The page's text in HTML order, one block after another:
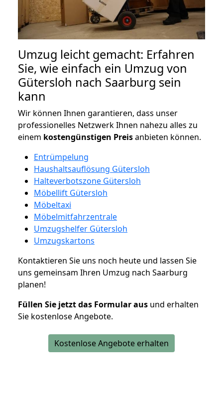
Umzug leicht gemacht: Erfahren
Sie, wie einfach ein Umzug von
Gütersloh nach Saarburg sein
kann
Wir können Ihnen garantieren, dass unser
professionelles Netzwerk Ihnen nahezu alles zu
einem kostengünstigen Preisanbieten können.
Entrümpelung
Haushaltsauflösung Gütersloh
Halteverbotszone Gütersloh
Möbellift Gütersloh
Möbeltaxi
Möbelmitfahrzentrale
Umzugshelfer Gütersloh
Umzugskartons
Kontaktieren Sie uns noch heute und lassen Sie
uns gemeinsam Ihren Umzug nach Saarburg
planen!
Füllen Sie jetzt das Formular aus und erhalten
Sie kostenlose Angebote.
Kostenlose Angebote erhalten